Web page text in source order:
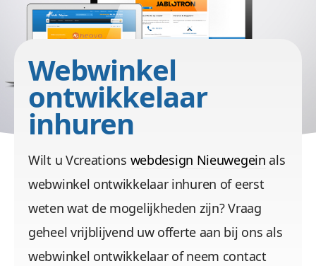
images/port/multi-telecom/website-maken.jpg
Webwinkel
ontwikkelaar
inhuren
Wilt u Vcreations webdesign Nieuwegein als
webwinkel ontwikkelaar inhuren of eerst
weten wat de mogelijkheden zijn? Vraag
geheel vrijblijvend uw offerte aan bij ons als
webwinkel ontwikkelaar of neem contact